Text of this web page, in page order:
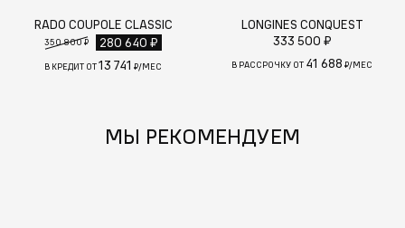
RADO COUPOLE CLASSIC
350 800 ₽ 280 640 ₽
В КРЕДИТ ОТ13 741 ₽/МЕС
LONGINES CONQUEST
333 500 ₽
В РАССРОЧКУ ОТ 41 688 ₽/МЕС
МЫ РЕКОМЕНДУЕМ